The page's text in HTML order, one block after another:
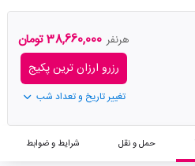
هرنفر 38,660,000 تومان
رزرو ارزان ترین پکیج
تغییر تاریخ و تعداد شب
حمل و نقل شرایط و ضوابط